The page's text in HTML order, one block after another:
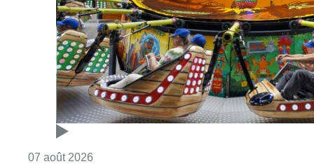
07 août 2026